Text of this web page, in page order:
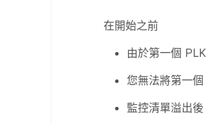
在開始之前
由於第一個
您無法將第一個
監控清單溢出